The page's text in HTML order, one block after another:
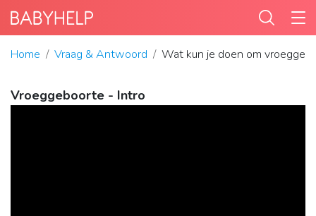
Home Vraag & Antwoord Wat kun je doen om
Vroeggeboorte - Intro